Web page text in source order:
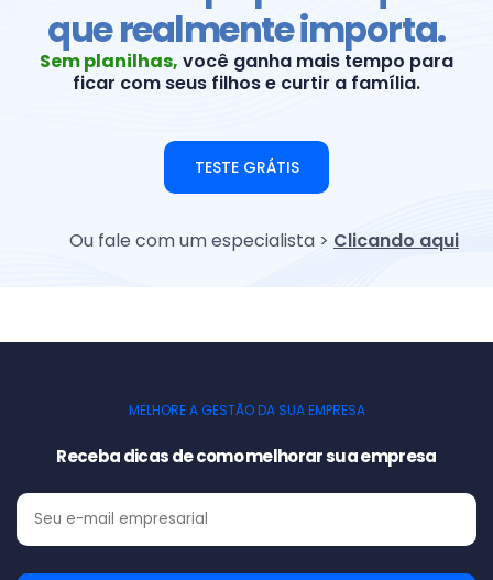
que realmente importa.
Sem planilhas, você ganha mais tempo para
ficar com seus filhos e curtir a família.
TESTE GRÁTIS
Ou fale com um especialista > Clicando aqui
MELHORE A GESTÃO DA SUA EMPRESA
Receba dicas de como melhorar sua empresa